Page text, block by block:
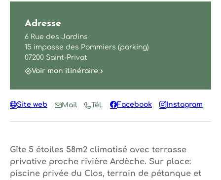
Gîte 5 étoiles 58m2 climatisé avec terrasse
privative proche rivière Ardèche. Sur place:
piscine privée du Clos, terrain de pétanque et
Adresse
6 Rue des Jardins
15 impasse des Pommiers (parking)
07200 Saint-Privat
Voir mon itinéraire
Site web Mail Tél. Facebook Instagram